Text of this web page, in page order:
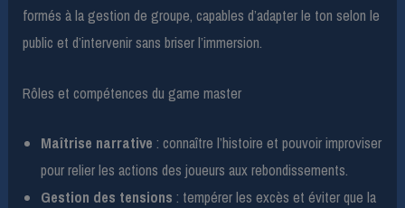
formés à la gestion de groupe, capables d’adapter le ton selon le
public et d’intervenir sans briser l’immersion.
Rôles et compétences du game master
Maîtrise narrative : connaître l’histoire et pouvoir improviser
pour relier les actions des joueurs aux rebondissements.
Gestion des tensions : tempérer les excès et éviter que la